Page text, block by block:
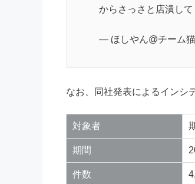
からさっさと店潰して
— ほしやん@チーム
なお、同社発表によるインシ
対象者
期間
件数